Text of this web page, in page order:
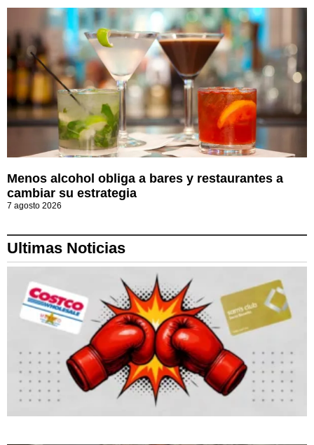
Menos alcohol obliga a bares y restaurantes a
cambiar su estrategia
7 agosto 2026
Ultimas Noticias